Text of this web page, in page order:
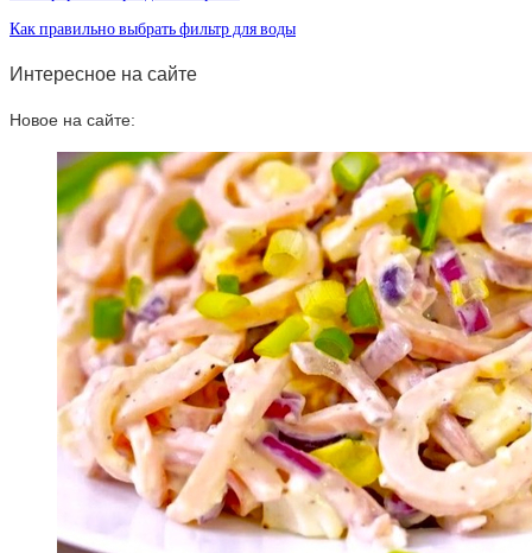
Как правильно выбрать фильтр для воды
Интересное на сайте
Новое на сайте: